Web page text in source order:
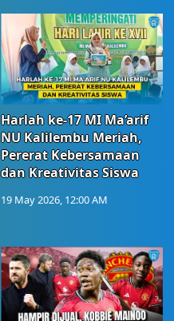
Harlah ke-17 MI Ma’arif
NU Kalilembu Meriah,
Pererat Kebersamaan
dan Kreativitas Siswa
19 May 2026, 12:00 AM